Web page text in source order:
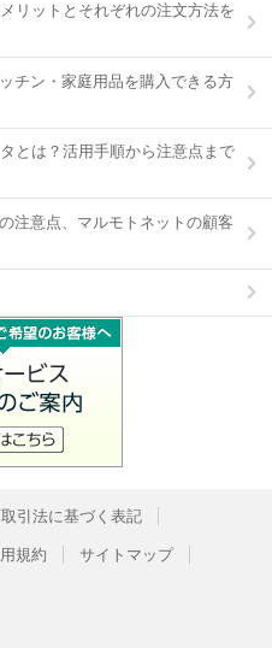
リットとそれぞれの注文方法を
チン・家庭用品を購入できる方
とは？活用手順から注意点まで
注意点、マルモトネットの顧客
引法に基づく表記
規約 サイトマップ